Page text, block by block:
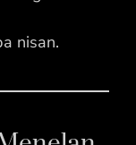
nisan.